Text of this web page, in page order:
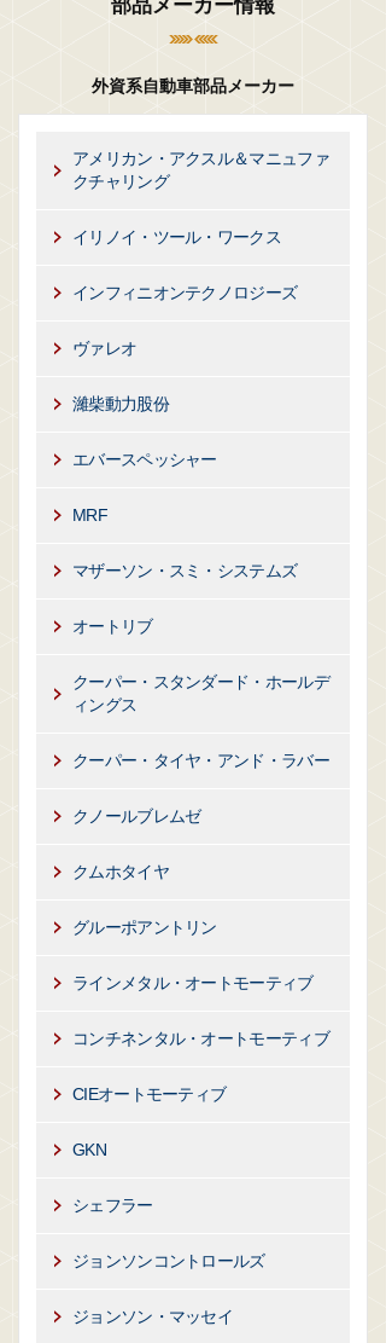
部品メーカー情報
外資系自動車部品メーカー
アメリカン・アクスル＆マニュファ
クチャリング
イリノイ・ツール・ワークス
インフィニオンテクノロジーズ
ヴァレオ
濰柴動力股份
エバースペッシャー
MRF
マザーソン・スミ・システムズ
オートリブ
クーパー・スタンダード・ホールデ
ィングス
クーパー・タイヤ・アンド・ラバー
クノールブレムゼ
クムホタイヤ
グルーポアントリン
ラインメタル・オートモーティブ
コンチネンタル・オートモーティブ
CIEオートモーティブ
GKN
シェフラー
ジョンソンコントロールズ
ジョンソン・マッセイ